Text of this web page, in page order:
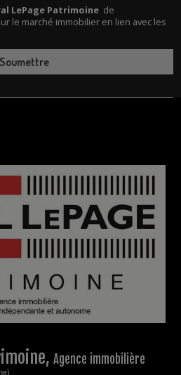
LePage Patrimoine de
le marché immobilier en lien avec les
Agence immobilière